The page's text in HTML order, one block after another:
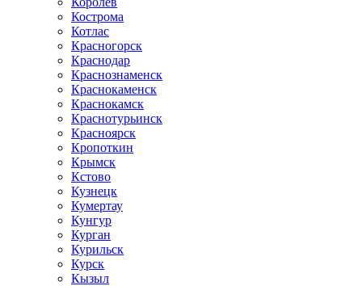
Кострома
Котлас
Красногорск
Краснодар
Краснознаменск
Краснокаменск
Краснокамск
Краснотурьинск
Красноярск
Кропоткин
Крымск
Кстово
Кузнецк
Кумертау
Кунгур
Курган
Курильск
Курск
Кызыл